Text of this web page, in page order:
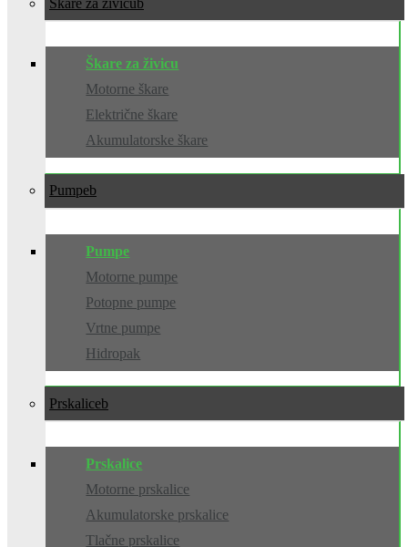
Škare za živicu
Motorne škare
Električne škare
Akumulatorske škare
Pumpe
Pumpe
Motorne pumpe
Potopne pumpe
Vrtne pumpe
Hidropak
Prskalice
Prskalice
Motorne prskalice
Akumulatorske prskalice
Tlačne prskalice